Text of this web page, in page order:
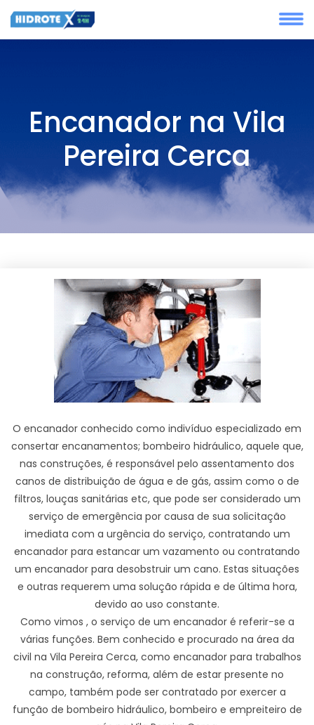
Encanador na Vila
Pereira Cerca
O encanador conhecido como indivíduo especializado em
consertar encanamentos; bombeiro hidráulico, aquele que,
nas construções, é responsável pelo assentamento dos
canos de distribuição de água e de gás, assim como o de
filtros, louças sanitárias etc, que pode ser considerado um
serviço de emergência por causa de sua solicitação
imediata com a urgência do serviço, contratando um
encanador para estancar um vazamento ou contratando
um encanador para desobstruir um cano. Estas situações
e outras requerem uma solução rápida e de última hora,
devido ao uso constante.
Como vimos , o serviço de um encanador é referir-se a
várias funções. Bem conhecido e procurado na área da
civil na Vila Pereira Cerca, como encanador para trabalhos
na construção, reforma, além de estar presente no
campo, também pode ser contratado por exercer a
função de bombeiro hidráulico, bombeiro e empreiteiro de